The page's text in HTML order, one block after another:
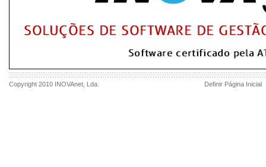
Copyright 2010 INOVAnet , Lda. Definir Página Inicial